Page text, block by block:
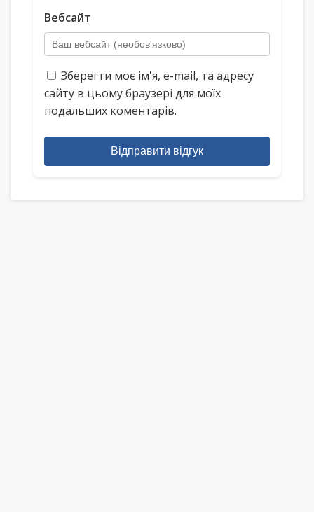
Вебсайт
Зберегти моє ім'я, e-mail, та адресу
сайту в цьому браузері для моїх
подальших коментарів.
Відправити відгук